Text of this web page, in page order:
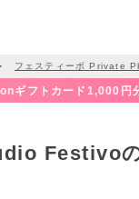
フェスティーボ Private
ギフトカード1,000円
Festivo